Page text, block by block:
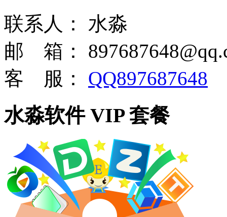
联系人：
水淼
邮 箱：
客 服：
QQ897687648
水淼软件 VIP 套餐